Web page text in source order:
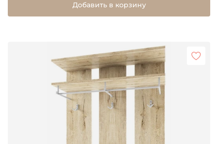
Добавить в корзину